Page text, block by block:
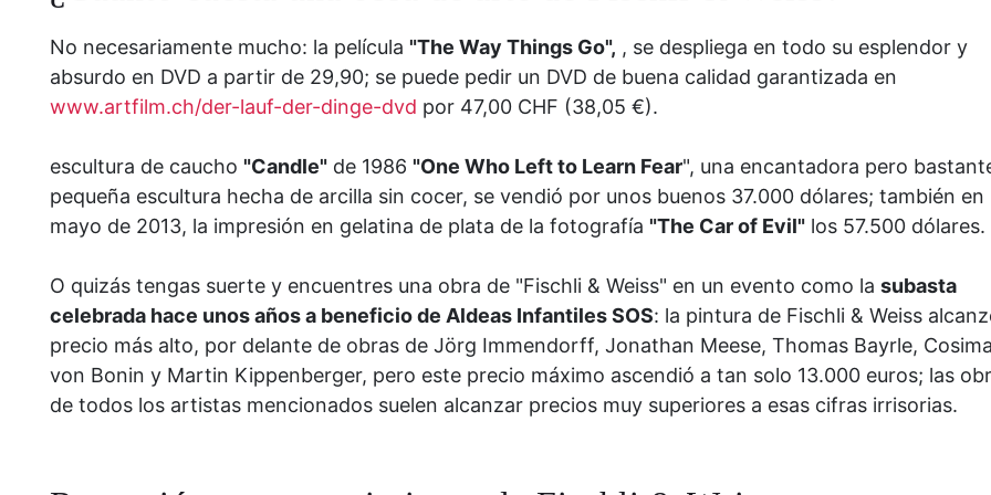
No necesariamente mucho: la película "The Way Things Go", , se despliega en todo su esplendor y
absurdo en DVD a partir de 29,90; se puede pedir un DVD de buena calidad garantizada en
www.artfilm.ch/der-lauf-der-dinge-dvd por 47,00 CHF (38,05 €).
escultura de caucho "Candle" de 1986 "One Who Left to Learn Fear", una encantadora pero
pequeña escultura hecha de arcilla sin cocer, se vendió por unos buenos 37.000 dólares; también en
mayo de 2013, la impresión en gelatina de plata de la fotografía "The Car of Evil" los 57.500 dólares.
O quizás tengas suerte y encuentres una obra de "Fischli & Weiss" en un evento como la subasta
celebrada hace unos años a beneficio de Aldeas Infantiles SOS: la pintura de Fischli & Weiss
precio más alto, por delante de obras de Jörg Immendorff, Jonathan Meese, Thomas Bayrle, Cosima
von Bonin y Martin Kippenberger, pero este precio máximo ascendió a tan solo 13.000 euros; las
de todos los artistas mencionados suelen alcanzar precios muy superiores a esas cifras irrisorias.